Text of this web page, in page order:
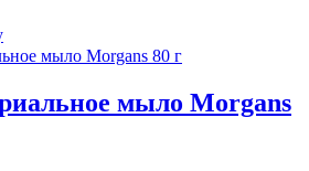
мыло Morgans